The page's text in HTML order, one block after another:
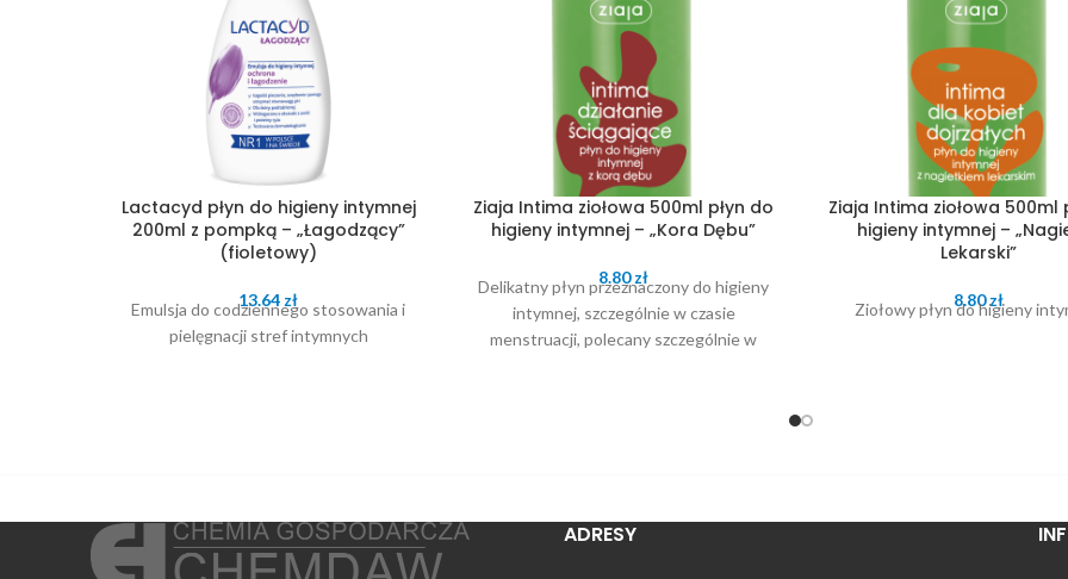
Lactacyd płyn do higieny intymnej
200ml z pompką – „Łagodzący”
(fioletowy)
13.64 zł
Emulsja do codziennego stosowania i
pielęgnacji stref intymnych
Ziaja Intima ziołowa 500ml płyn do
higieny intymnej – „Kora Dębu”
8.80zł
Delikatny płyn przeznaczony do higieny
intymnej, szczególnie w czasie
menstruacji, polecany szczególnie w
Ziaja Intima ziołowa 500ml
higieny intymnej –
Lekarski”
8.80zł
Ziołowy płyn do higieny
ADRESY